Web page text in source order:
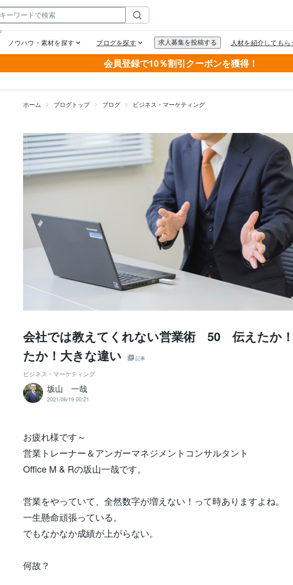
会員登録で10％割引クーポンを獲得！
ホーム ブログトップ ブログ ビジネス・マーケティング
会社では教えてくれない営業術 50 伝えたか
たか！大きな違い
記事
ビジネス・マーケティング
坂山 一哉
2021/06/19 00:21
お疲れ様です～
営業トレーナー＆アンガーマネジメントコンサルタント
Office M & Rの坂山一哉です。
営業をやっていて、全然数字が増えない！って時ありますよね。
一生懸命頑張っている。
でもなかなか成績が上がらない。
何故？